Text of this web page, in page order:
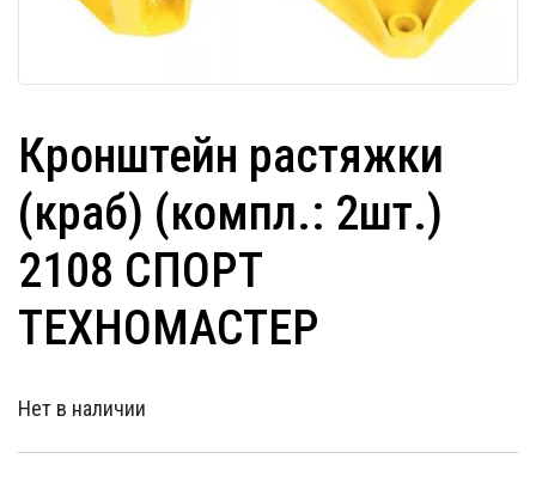
Кронштейн растяжки
(краб) (компл.: 2шт.)
2108 СПОРТ
ТЕХНОМАСТЕР
Нет в наличии